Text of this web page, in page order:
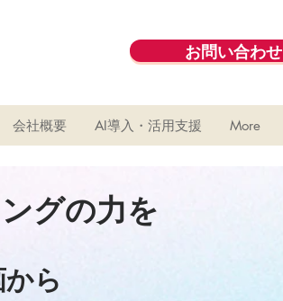
お問い合わせ
会社概要 AI導入・活用支援 More
グの力を
ら